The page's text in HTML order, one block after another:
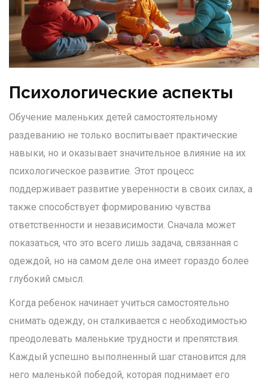
Психологические аспекты
Обучение маленьких детей самостоятельному
раздеванию не только воспитывает практические
навыки, но и оказывает значительное влияние на их
психологическое развитие. Этот процесс
поддерживает развитие уверенности в своих силах, а
также способствует формированию чувства
ответственности и независимости. Сначала может
показаться, что это всего лишь задача, связанная с
одеждой, но на самом деле она имеет гораздо более
глубокий смысл.
Когда ребенок начинает учиться самостоятельно
снимать одежду, он сталкивается с необходимостью
преодолевать маленькие трудности и препятствия.
Каждый успешно выполненный шаг становится для
него маленькой победой, которая поднимает его